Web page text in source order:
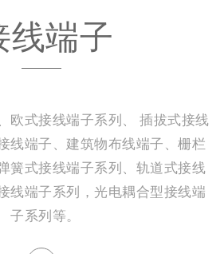
线端子
欧式接线端子系列、 插拔式接线
线端子、建筑物布线端子、栅栏
簧式接线端子系列、轨道式接线
线端子系列，光电耦合型接线端
子系列等。